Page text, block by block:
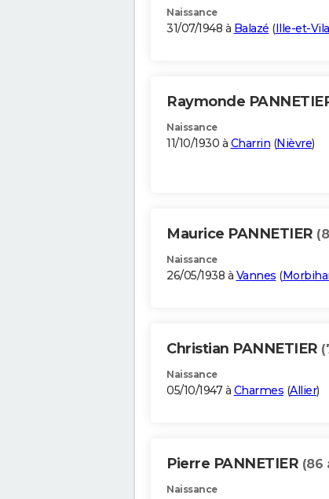
Naissance
31/07/1948 à Balazé (Ille-et-
Raymonde
Naissance
11/10/1930 à Charrin (Nièvre)
Maurice PANNETIER
Naissance
26/05/1938 à Vannes (
Christian PANNETIER
Naissance
05/10/1947 à Charmes (Allier)
Pierre PANNETIER (86
Naissance